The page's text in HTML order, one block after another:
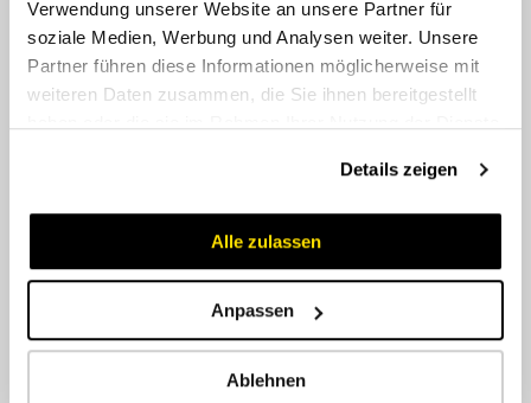
Verwendung unserer Website an unsere Partner für
soziale Medien, Werbung und Analysen weiter. Unsere
Partner führen diese Informationen möglicherweise mit
weiteren Daten zusammen, die Sie ihnen bereitgestellt
Details zeigen
Alle zulassen
Anpassen
Ablehnen
EFR-S 90° (DKOS)